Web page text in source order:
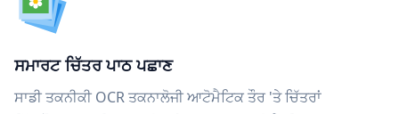
ਸਮਾਰਟ ਚਿੱਤਰ ਪਾਠ ਪਛਾਣ
ਸਾਡੀ ਤਕਨੀਕੀ OCR ਤਕਨਾਲੋਜੀ ਆਟੋਮੈਟਿਕ ਤੌਰ 'ਤੇ ਚਿੱਤਰਾਂ